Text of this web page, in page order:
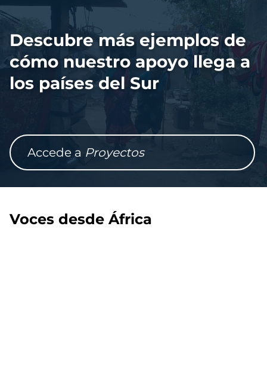
Archivo
de
Descubre más ejemplos de
cómo nuestro apoyo llega a
los países del Sur
Accede a Proyectos
Voces desde África